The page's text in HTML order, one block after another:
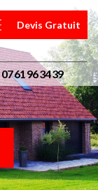
Devis Gratuit
07 61 96 34 39